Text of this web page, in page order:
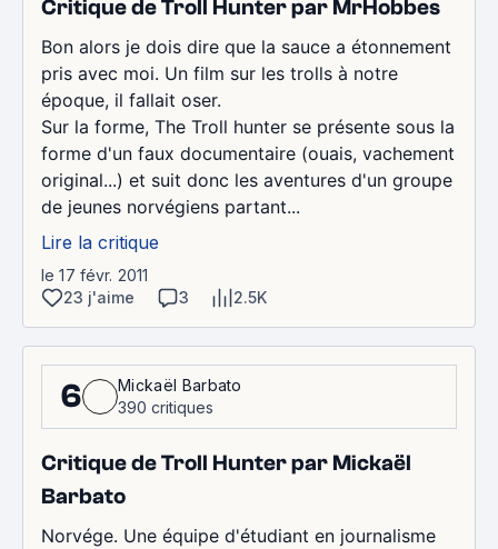
Critique de Troll Hunter par MrHobbes
Bon alors je dois dire que la sauce a étonnement
pris avec moi. Un film sur les trolls à notre
époque, il fallait oser.
Sur la forme, The Troll hunter se présente sous la
forme d'un faux documentaire (ouais, vachement
original...) et suit donc les aventures d'un groupe
de jeunes norvégiens partant...
Lire la critique
le 17 févr. 2011
23 j'aime
3 2.5K
6
Mickaël Barbato
390 critiques
Critique de Troll Hunter par Mickaël
Barbato
Norvége. Une équipe d'étudiant en journalisme